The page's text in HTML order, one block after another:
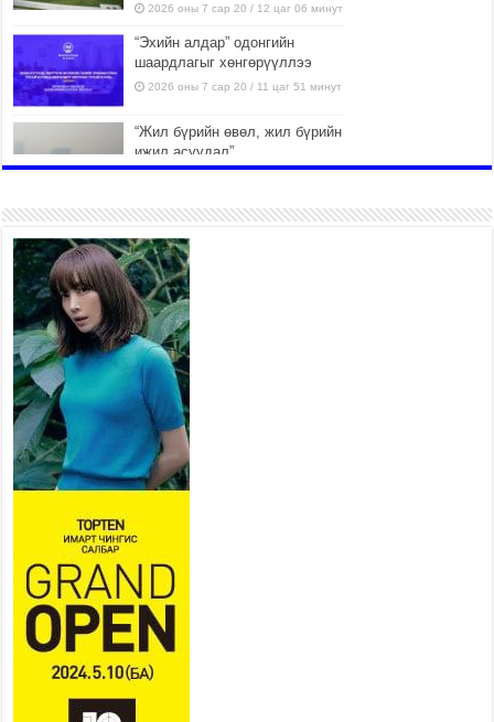
2026 оны 7 сар 20 / 12 цаг 06 минут
“Эхийн алдар” одонгийн
шаардлагыг хөнгөрүүллээ
2026 оны 7 сар 20 / 11 цаг 51 минут
“Жил бүрийн өвөл, жил бүрийн
ижил асуудал”
Б.Пүрэвдагва: Нийслэлд хийх
бүх замыг ус зайлуулах
хоолойтой, явган хүний болон
дугуйн замтай байлгах
стандарт мөрдөнө
2026 оны 7 сар 20 / 9 цаг 24 минут
Б.Пүрэвдагва: Хотын төвөөс
Бэлх, Сэлх чиглэлд явахад
дугуйн замаар зорчих бүрэн
боломжтой боллоо
2026 оны 7 сар 20 / 9 цаг 20 минут
Хан-Уул дүүрэг, Чингисийн өргөн чөлөөний ус
зайлуулах шугам хоолойн ажил 80 хувьтай
үргэлжилж байна
2026 оны 7 сар 20 / 9 цаг 14 минут
Усархаг аадар бороо орж байгаа тул аюулгүй
байдлаа хангаж, үер усны аюулаас
сэрэмжлэхийг нийслэлийн Онцгой байдлын
газраас анхааруулж байна
2026 оны 7 сар 20 / 9 цаг 09 минут
311 алба хаагч, 119 техник хэрэгсэлтэй ажиллаж
үер усны аюул, болзошгүй эрсдэлээс сэргийлж